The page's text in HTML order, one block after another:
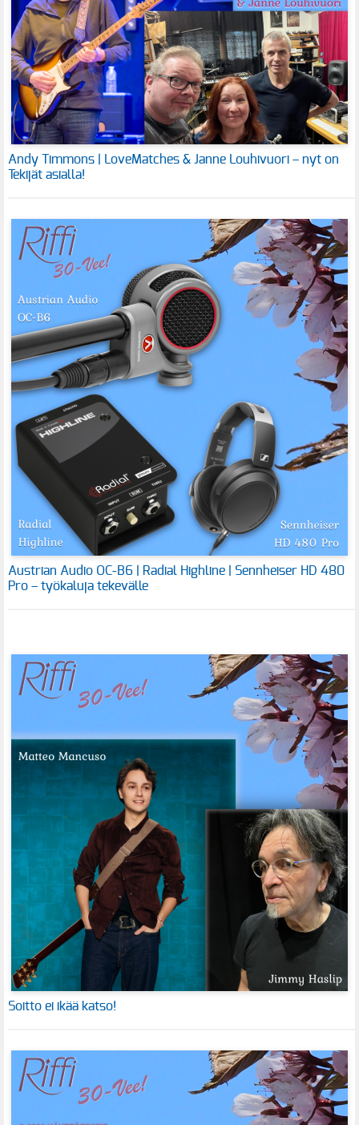
Andy Timmons | LoveMatches & Janne Louhivuori – nyt on
Tekijät asialla!
Austrian Audio OC-B6 | Radial Highline | Sennheiser HD 480
Pro – työkaluja tekevälle
Soitto ei ikää katso!